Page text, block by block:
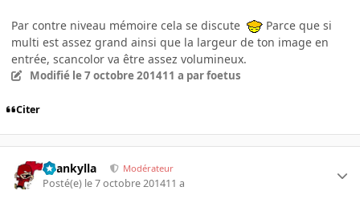
Par contre niveau mémoire cela se discute
Parce que si
multi est assez grand ainsi que la largeur de ton image en
entrée, scancolor va être assez volumineux.
Modifié le 7 octobre 201411 a par foetus
Citer
beankylla Modérateur
Posté(e) le 7 octobre 201411 a